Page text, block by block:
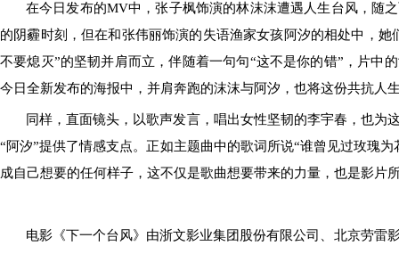
在今日发布的MV中，张子枫饰演的林沫沫遭遇 人生台风，随
的阴霾时刻，但在和张伟丽饰演的失语渔家女孩阿汐的相处中，她
不要熄灭”的坚韧并肩而立，伴随着一句句“这不是你的错”， 片中
今日全新发布的海报中，并肩奔跑的沫沫与阿汐，也将这份共抗人
同样，直面镜头，以歌声发言，唱出女性坚韧的李宇春，也为
“阿汐”提供了情感支点。正如主题曲中的歌词所说“谁曾见过玫瑰为
成自己想要的任何样子， 这不仅是歌曲想要带来的力量， 也是影片
电影《下一个台风》由浙文影业集团股份有限公司、北京劳雷